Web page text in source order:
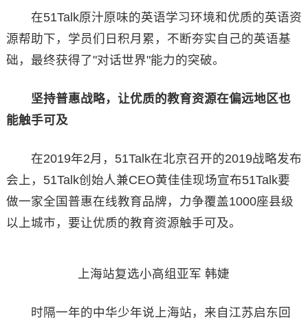
在51Talk原汁原味的英语学习环境和优质的英语资
源帮助下，学员们日积月累，不断夯实自己的英语基
础，最终获得了"对话世界"能力的突破。
坚持普惠战略，让优质的教育资源在偏远地区也
能触手可及
在2019年2月，51Talk在北京召开的2019战略发布
会上，51Talk创始人兼CEO黄佳佳现场宣布51Talk要
做一家全国普惠在线教育品牌，力争覆盖1000座县级
以上城市，要让优质的教育资源触手可及。
上海站复选小高组亚军 韩婕
时隔一年的中华少年说上海站，来自江苏启东回